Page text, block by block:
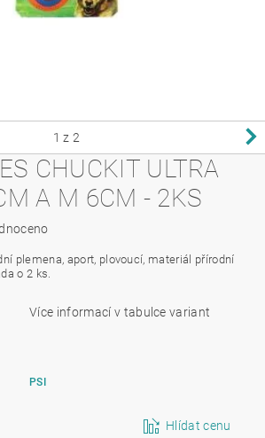
1 z 2
CHUCKIT ULTRA
A M 6CM - 2KS
plemena, aport, plovoucí, materiál přírodní
o 2 ks.
Více informací v tabulce variant
PSI
Hlídat cenu